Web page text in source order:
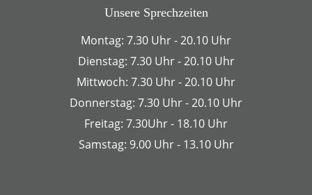
Unsere Sprechzeiten
Montag: 7.30 Uhr - 20.10 Uhr
Dienstag: 7.30 Uhr - 20.10 Uhr
Mittwoch: 7.30 Uhr - 20.10 Uhr
Donnerstag: 7.30 Uhr - 20.10 Uhr
Freitag: 7.30Uhr - 18.10 Uhr
Samstag: 9.00 Uhr - 13.10 Uhr